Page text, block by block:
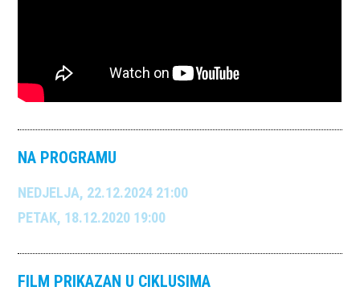
NA PROGRAMU
NEDJELJA, 22.12.2024 21:00
PETAK, 18.12.2020 19:00
FILM PRIKAZAN U CIKLUSIMA